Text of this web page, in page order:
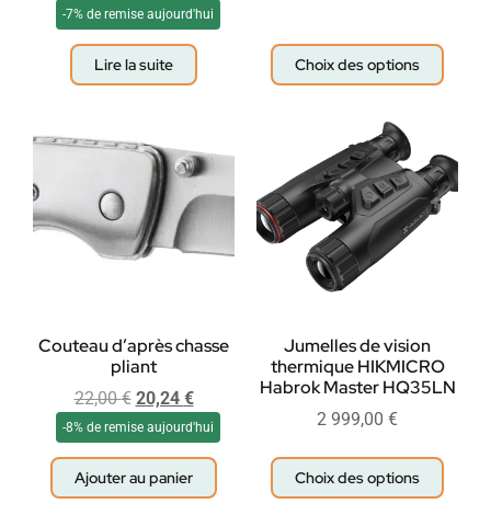
-7% de remise aujourd'hui
Lire la suite Choix des options
Couteau d’après chasse
pliant
22,00€ 20,24 €
-8% de remise aujourd'hui
Ajouter au panier
Jumelles de vision
thermique HIKMICRO
Habrok Master HQ35LN
2 999,00 €
Choix des options